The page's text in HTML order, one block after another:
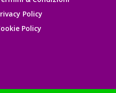
Policy
Policy